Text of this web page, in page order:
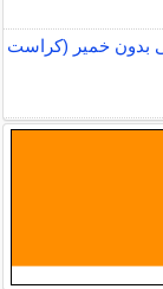
بدون خمیر (کراست